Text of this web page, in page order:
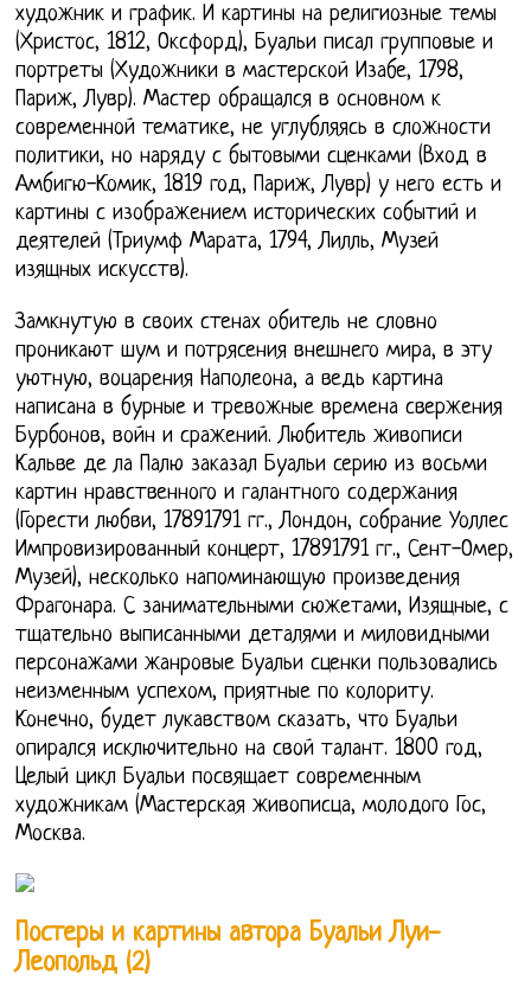
художник и график. И картины на религиозные темы
(Христос, 1812, Оксфорд), Буальи писал групповые и
портреты (Художники в мастерской Изабе, 1798,
Париж, Лувр). Мастер обращался в основном к
современной тематике, не углубляясь в сложности
политики, но наряду с бытовыми сценками (Вход в
Амбигю-Комик, 1819 год, Париж, Лувр) у него есть и
картины с изображением исторических событий и
деятелей (Триумф Марата, 1794, Лилль, Музей
изящных искусств).
Замкнутую в своих стенах обитель не словно
проникают шум и потрясения внешнего мира, в эту
уютную, воцарения Наполеона, а ведь картина
написана в бурные и тревожные времена свержения
Бурбонов, войн и сражений. Любитель живописи
Кальве де ла Палю заказал Буальи серию из восьми
картин нравственного и галантного содержания
(Горести любви, 17891791 гг., Лондон, собрание Уоллес
Импровизированный концерт, 17891791 гг., Сент-Омер,
Музей), несколько напоминающую произведения
Фрагонара. С занимательными сюжетами, Изящные, с
тщательно выписанными деталями и миловидными
персонажами жанровые Буальи сценки пользовались
неизменным успехом, приятные по колориту.
Конечно, будет лукавством сказать, что Буальи
опирался исключительно на свой талант. 1800 год,
Целый цикл Буальи посвящает современным
художникам (Мастерская живописца, молодого Гос,
Москва.
Постеры и картины автора Буальи Луи-
Леопольд (2)